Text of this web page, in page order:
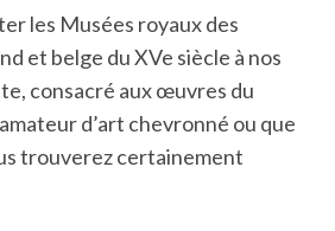
les Musées royaux des
et belge du XVe siècle à nos
consacré aux œuvres du
d’art chevronné ou que
trouverez certainement